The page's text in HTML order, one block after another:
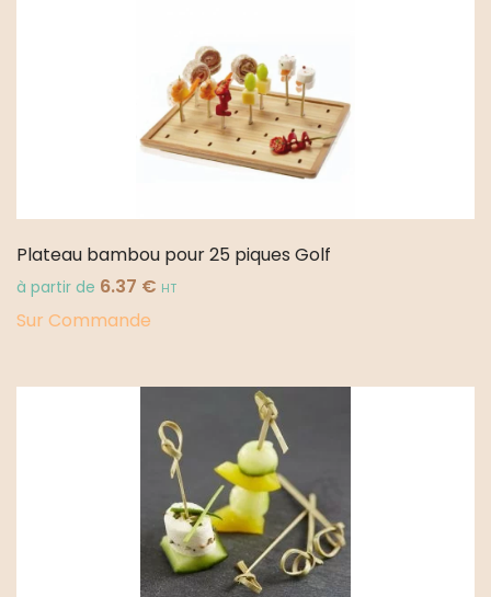
Plateau bambou pour 25 piques Golf
à partir de 6.37 € HT
Sur Commande